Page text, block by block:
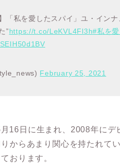
「私を愛したスパイ」ユ・イン
”https://t.co/LeKVL4Fl3h#私を
February 25, 2021
16日に生まれ、2008年に
からあまり関心を持たれて
おります。